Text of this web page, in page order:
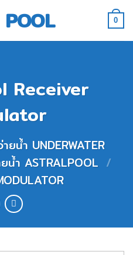
0
Receiver
ยน้ำ UNDERWATER
น้ำ ASTRALPOOL /